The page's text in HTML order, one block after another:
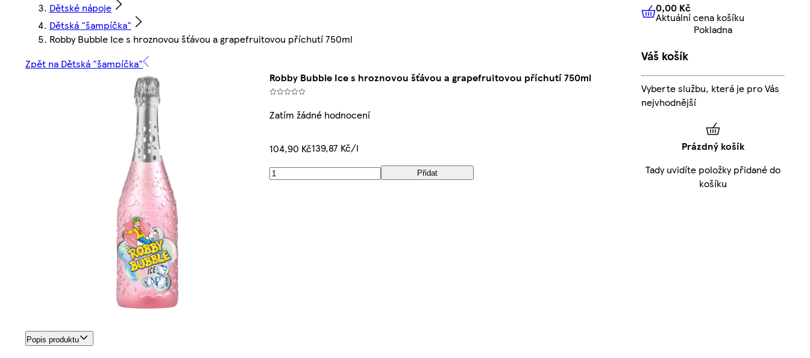
Dětské nápoje
Dětská "šampíčka"
Robby Bubble Ice s hroznovou šťávou a grapefruitovou příchutí 750ml
Zpět na Dětská "šampíčka"
Robby Bubble Ice s hroznovou šťávou a grapefruitovou příchutí 750ml
Zatím žádné hodnocení
104,90 Kč139,87 Kč/l
Přidat
Popis produktu
0,00 KčAktuální cena košíku
0,00 Kč
Aktuální cena košíku
Pokladna
Váš košík
Vyberte službu, která je pro Vás
nejvhodnější
Prázdný košík
Tady uvidíte položky přidané do
košíku